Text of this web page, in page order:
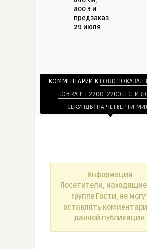
800 В и
предзаказ
29 июля
КОММЕНТАРИИ КFORD ПОКАЗАЛ
COBRA JET 2200: 2200 Л.С. И
СЕКУНДЫ НА ЧЕТВЕРТИ
Информация
Посетители,
группе Гости, не
оставлять
данной публикации.